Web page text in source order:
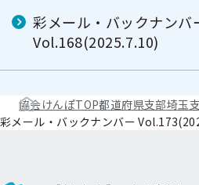
彩メール・バックナンバ
Vol.168(2025.7.10)
協会けんぽTOP都道府県支部埼玉
彩メール・バックナンバー